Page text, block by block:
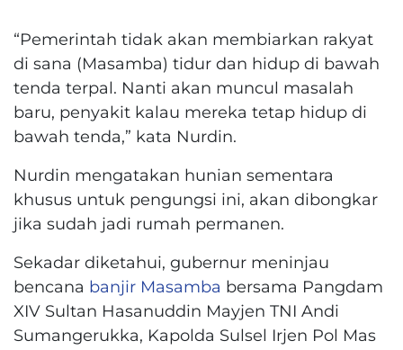
“Pemerintah tidak akan membiarkan rakyat
di sana (Masamba) tidur dan hidup di bawah
tenda terpal. Nanti akan muncul masalah
baru, penyakit kalau mereka tetap hidup di
bawah tenda,” kata Nurdin.
Nurdin mengatakan hunian sementara
khusus untuk pengungsi ini, akan dibongkar
jika sudah jadi rumah permanen.
Sekadar diketahui, gubernur meninjau
bencana banjir Masamba bersama Pangdam
XIV Sultan Hasanuddin Mayjen TNI Andi
Sumangerukka, Kapolda Sulsel Irjen Pol Mas